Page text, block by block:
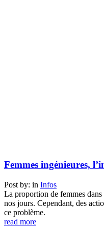
Femmes ingénieures,
Post by: in Infos
La proportion de femmes
nos jours. Cependant, des
ce problème.
read more